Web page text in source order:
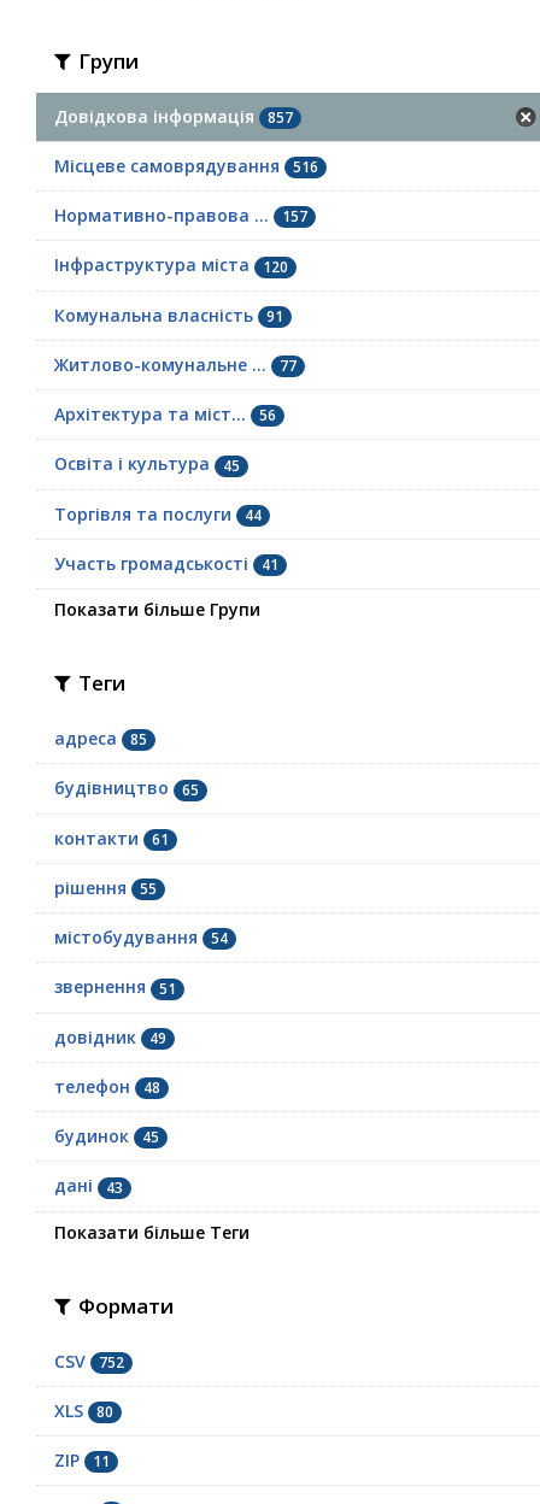
Групи
Довідкова інформація 857
Місцеве самоврядування 516
Нормативно-правова ... 157
Інфраструктура міста 120
Комунальна власність 91
Житлово-комунальне ... 77
Архітектура та міст... 56
Освіта і культура 45
Торгівля та послуги 44
Участь громадськості 41
Показати більше Групи
Теги
адреса 85
будівництво 65
контакти 61
рішення 55
містобудування 54
звернення 51
довідник 49
телефон 48
будинок 45
дані 43
Показати більше Теги
Формати
CSV 752
XLS 80
ZIP 11